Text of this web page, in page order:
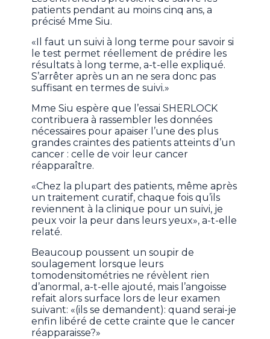
patients pendant au moins cinq ans, a
précisé Mme Siu.
«Il faut un suivi à long terme pour savoir si
le test permet réellement de prédire les
résultats à long terme, a-t-elle expliqué.
S’arrêter après un an ne sera donc pas
suffisant en termes de suivi.»
Mme Siu espère que l’essai SHERLOCK
contribuera à rassembler les données
nécessaires pour apaiser l’une des plus
grandes craintes des patients atteints d’un
cancer : celle de voir leur cancer
réapparaître.
«Chez la plupart des patients, même après
un traitement curatif, chaque fois qu’ils
reviennent à la clinique pour un suivi, je
peux voir la peur dans leurs yeux», a-t-elle
relaté.
Beaucoup poussent un soupir de
soulagement lorsque leurs
tomodensitométries ne révèlent rien
d’anormal, a-t-elle ajouté, mais l’angoisse
refait alors surface lors de leur examen
suivant: «(ils se demandent): quand serai-je
enfin libéré de cette crainte que le cancer
réapparaisse?»